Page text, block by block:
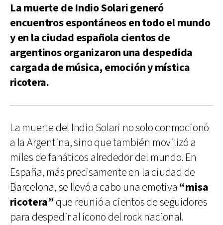
La muerte de Indio Solari generó
encuentros espontáneos en todo el mundo
y en la ciudad española cientos de
argentinos organizaron una despedida
cargada de música, emoción y mística
ricotera.
La muerte del Indio Solari no solo conmocionó
a la Argentina, sino que también movilizó a
miles de fanáticos alrededor del mundo. En
España, más precisamente en la ciudad de
Barcelona, se llevó a cabo una emotiva “misa
ricotera” que reunió a cientos de seguidores
para despedir al ícono del rock nacional.